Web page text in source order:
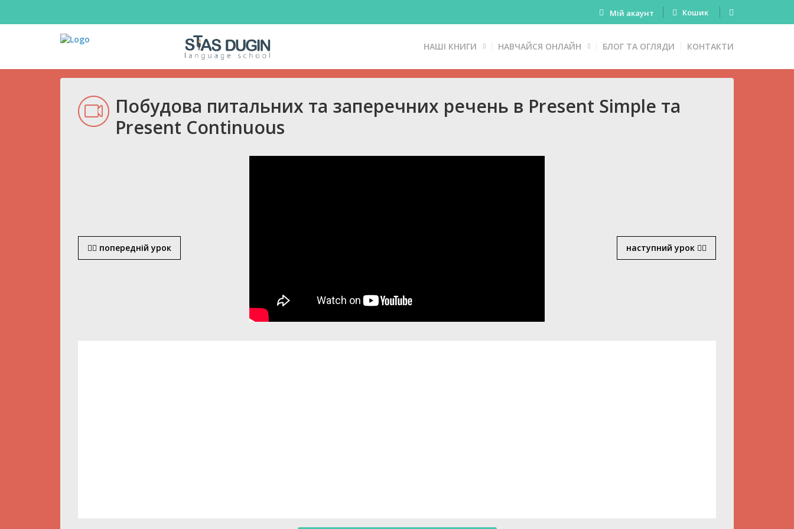
Мій акаунт Кошик
НАШІ КНИГИ НАВЧАЙСЯ ОНЛАЙН БЛОГ ТА ОГЛЯДИ КОНТАКТИ
Побудова питальних та заперечних речень в Present Simple та
Present Continuous
попередній урок наступний урок